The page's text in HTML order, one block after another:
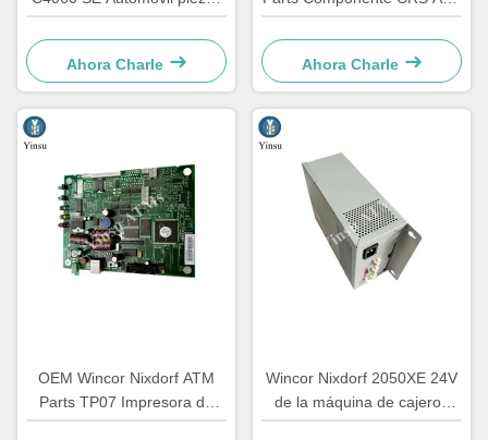
electrónicas especiales
1750147868
Ahora Charle
Unidad de centralización AU
módulo 1750134478
Ahora Charle
OEM Wincor Nixdorf ATM
Parts TP07 Impresora de
recibos Junta de control de
Wincor Nixdorf 2050XE 24V
de la máquina de cajeros
automáticos de la fuente de